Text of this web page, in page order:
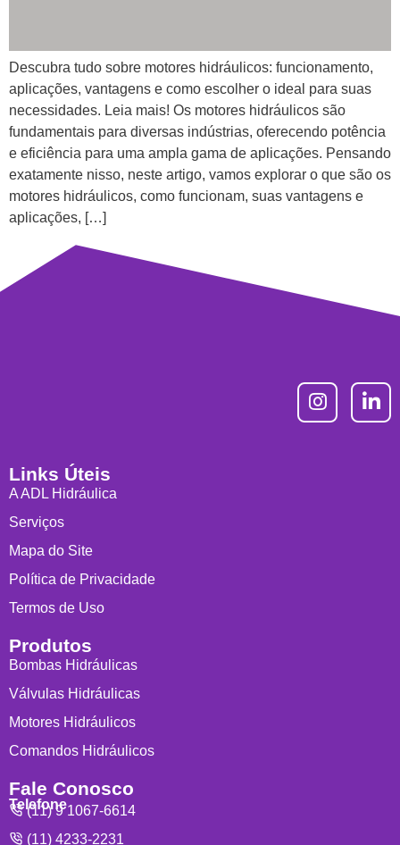
Descubra tudo sobre motores hidráulicos: funcionamento,
aplicações, vantagens e como escolher o ideal para suas
necessidades. Leia mais! Os motores hidráulicos são
fundamentais para diversas indústrias, oferecendo potência
e eficiência para uma ampla gama de aplicações. Pensando
exatamente nisso, neste artigo, vamos explorar o que são os
motores hidráulicos, como funcionam, suas vantagens e
aplicações, […]
Links Úteis
A ADL Hidráulica
Serviços
Mapa do Site
Política de Privacidade
Termos de Uso
Produtos
Bombas Hidráulicas
Válvulas Hidráulicas
Motores Hidráulicos
Comandos Hidráulicos
Fale Conosco
Telefone
(11) 9 1067-6614
(11) 4233-2231